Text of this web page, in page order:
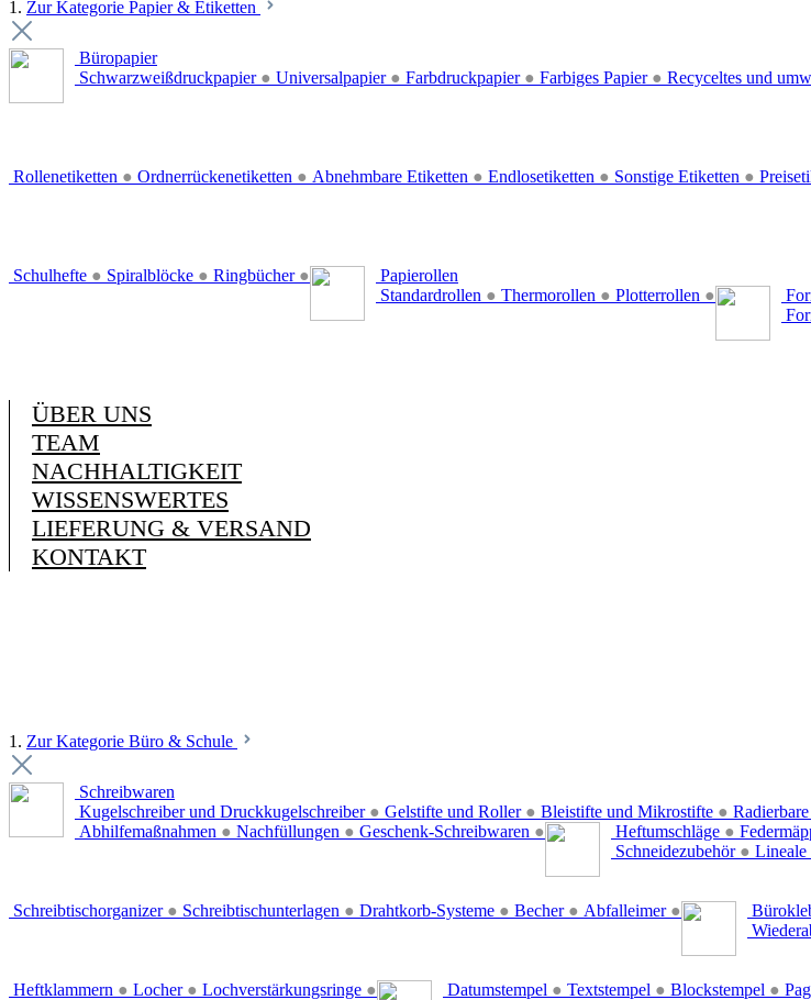
1. Zur Kategorie Papier & Etiketten
Büropapier
Schwarzweißdruckpapier ● Universalpapier ● Farbdruckpapier ● Farbiges Papier ● Recyceltes und
Rollenetiketten ● Ordnerrückenetiketten ● Abnehmbare Etiketten ● Endlosetiketten ● Sonstige Etiketten ●
Schulhefte ● Spiralblöcke ● Ringbücher ●
Papierollen
Standardrollen ● Thermorollen ● Plotterrollen ●
ÜBER UNS
TEAM
NACHHALTIGKEIT
WISSENSWERTES
LIEFERUNG & VERSAND
KONTAKT
1. Zur Kategorie Büro & Schule
Schreibwaren
Kugelschreiber und Druckkugelschreiber ● Gelstifte und Roller ● Bleistifte und Mikrostifte ●
Abhilfemaßnahmen ● Nachfüllungen ● Geschenk-Schreibwaren ●
Heftumschläge ●
Schneidezubehör ● Lineale
Schreibtischorganizer ● Schreibtischunterlagen ● Drahtkorb-Systeme ● Becher ● Abfalleimer ●
Heftklammern ● Locher ● Lochverstärkungsringe ●
Datumstempel ● Textstempel ● Blockstempel ●